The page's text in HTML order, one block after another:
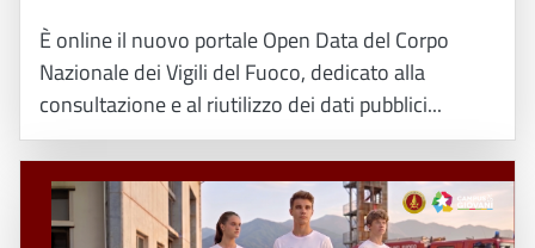
È online il nuovo portale Open Data del Corpo
Nazionale dei Vigili del Fuoco, dedicato alla
consultazione e al riutilizzo dei dati pubblici...